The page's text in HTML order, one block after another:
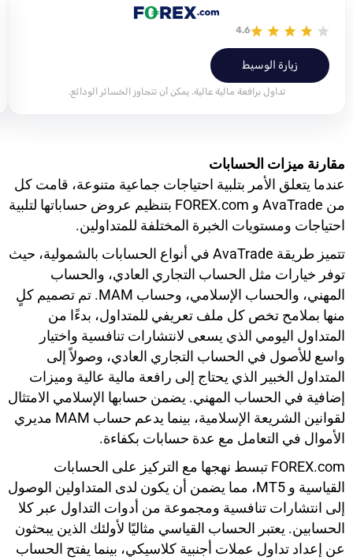
4.6
زيارة الوسيط
تداول برافعة مالية عالية. يمكن أن تتجاوز الخسائر الودائع.
مقارنة ميزات الحسابات
عندما يتعلق الأمر بتلبية احتياجات جماعية متنوعة، قامت كل
من AvaTrade و FOREX.com بتنظيم عروض حساباتها لتلبية
احتياجات ومستويات الخبرة المختلفة للمتداولين.
تتميز طريقة AvaTrade في أنواع الحسابات بالشمولية، حيث
توفر خيارات مثل الحساب التجاري العادي، والحساب
المهني، والحساب الإسلامي، وحساب MAM. تم تصميم كلٍ
منها بملامح تخص كل ملف تعريفي للمتداول، بدءًا من
المتداول اليومي الذي يسعى لانتشارات تنافسية واختيار
واسع للأصول في الحساب التجاري العادي، وصولاً إلى
المتداول الخبير الذي يحتاج إلى رافعة مالية عالية وميزات
إضافية في الحساب المهني. يضمن حسابها الإسلامي الامتثال
لقوانين الشريعة الإسلامية، بينما يدعم حساب MAM مديري
الأموال في التعامل مع عدة حسابات بكفاءة.
FOREX.com تبسط نهجها مع التركيز على الحسابات
القياسية و MT5، مما يضمن أن يكون لدى المتداولين الوصول
إلى انتشارات تنافسية ومجموعة من أدوات التداول عبر كلا
الحسابين. يعتبر الحساب القياسي مثاليًا لأولئك الذين يبحثون
عن إعداد تداول عملات أجنبية كلاسيكي، بينما يفتح الحساب